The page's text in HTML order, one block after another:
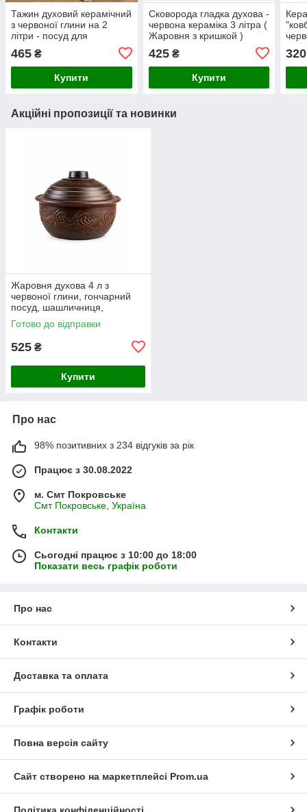
Тажин духовий керамічний
з червоної глини на 2
літри - посуд для
страв, Таджин
465 ₴
Купити
Сковорода гладка духова -
червона кераміка 3 літра (
Жаровня з кришкой )
425₴
Купити
320
Акційні пропозиції та новинки
Жаровня духова 4 л з
червоної глини, гончарний
посуд, шашличниця,
кастрюля
Готово до відправки
525 ₴
Купити
Про нас
98% позитивних з 234 відгуків за рік
Працює з 30.08.2022
м. Смт Покровське
Смт Покровське, Україна
Контакти
Сьогодні працює з 10:00 до 18:00
Показати весь графік роботи
Про нас
Контакти
Доставка та оплата
Графік роботи
Повна версія сайту
Сайт створено на маркетплейсі Prom.ua